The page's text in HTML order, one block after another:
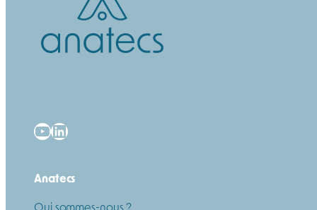
YouTube
LinkedIn
Anatecs
Qui sommes-nous ?